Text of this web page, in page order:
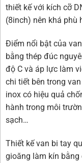
thiết kế với kích cỡ
(8inch) nên khá phù
Điểm nổi bật của
bằng thép đúc
độ C và áp lực làm
chi tiết bên trong
inox có hiệu quả
hành trong môi
sạch…
Thiết kế van bi tay
gioăng làm kín bằng